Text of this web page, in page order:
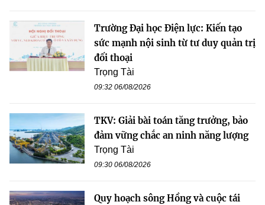
Trường Đại học Điện lực: Kiến tạo
sức mạnh nội sinh từ tư duy quản trị
đối thoại
Trọng Tài
09:32 06/08/2026
TKV: Giải bài toán tăng trưởng, bảo
đảm vững chắc an ninh năng lượng
Trọng Tài
09:30 06/08/2026
Quy hoạch sông Hồng và cuộc tái